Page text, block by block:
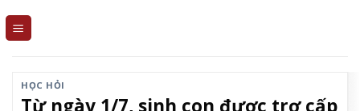
HỌC HỎI
Từ ngày 1/7, sinh con được trợ cấp